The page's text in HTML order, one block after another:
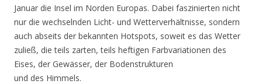
Januar die Insel im Norden Europas. Dabei faszinierten nicht
nur die wechselnden Licht- und Wetterverhältnisse, sondern
auch abseits der bekannten Hotspots, soweit es das Wetter
zuließ, die teils zarten, teils heftigen Farbvariationen des
Eises, der Gewässer, der Bodenstrukturen
und des Himmels.